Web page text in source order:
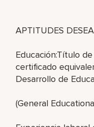
APTITUDES
Educación:Título
certificado
Desarrollo de
(General